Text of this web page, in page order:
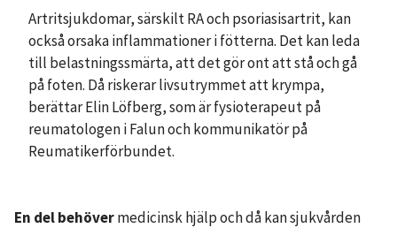
Artritsjukdomar, särskilt RA och psoriasisartrit, kan
också orsaka inflammationer i fötterna. Det kan leda
till belastningssmärta, att det gör ont att stå och gå
på foten. Då riskerar livsutrymmet att krympa,
berättar Elin Löfberg, som är fysioterapeut på
reumatologen i Falun och kommunikatör på
Reumatikerförbundet.
En del behövermedicinsk hjälp och då kan sjukvården